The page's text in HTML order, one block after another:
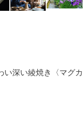
い深い綾焼き〈マグカ